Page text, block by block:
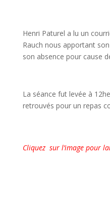
Henri Paturel a lu un
Rauch nous apportant
son absence pour cause
La séance fut levée à
retrouvés pour un repas
Cliquez sur l’image pour